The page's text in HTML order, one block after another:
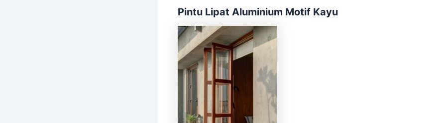
Pintu Lipat Aluminium Motif Kayu